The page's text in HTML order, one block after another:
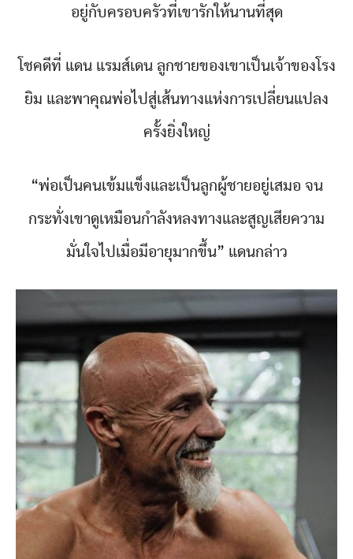
อยู่กับครอบครัวที่เขารักให้นานที่สุด
โชคดีที่ แดน แรมส์เดน ลูกชายของเขาเป็นเจ้าของโรง
ยิม และพาคุณพ่อไปสู่เส้นทางแห่งการเปลี่ยนแปลง
ครั้งยิ่งใหญ่
“พ่อเป็นคนเข้มแข็งและเป็นลูกผู้ชายอยู่เสมอ จน
กระทั่งเขาดูเหมือนกำลังหลงทางและสูญเสียความ
มั่นใจไปเมื่อมีอายุมากขึ้น” แดนกล่าว